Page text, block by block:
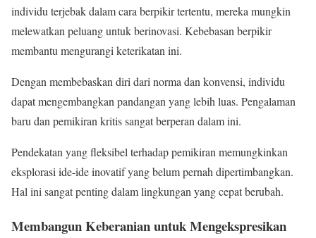
individu terjebak dalam cara berpikir tertentu, mereka mungkin
melewatkan peluang untuk berinovasi. Kebebasan berpikir
membantu mengurangi keterikatan ini.
Dengan membebaskan diri dari norma dan konvensi, individu
dapat mengembangkan pandangan yang lebih luas. Pengalaman
baru dan pemikiran kritis sangat berperan dalam ini.
Pendekatan yang fleksibel terhadap pemikiran memungkinkan
eksplorasi ide-ide inovatif yang belum pernah dipertimbangkan.
Hal ini sangat penting dalam lingkungan yang cepat berubah.
Membangun Keberanian untuk Mengekspresikan